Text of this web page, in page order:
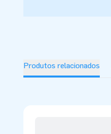
Produtos relacionados